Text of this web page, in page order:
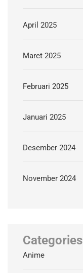
April 2025
Maret 2025
Februari 2025
Januari 2025
Desember 2024
November 2024
Categories
Anime